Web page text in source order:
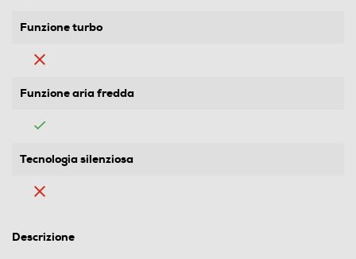
Funzione turbo
Funzione aria fredda
Tecnologia silenziosa
Descrizione